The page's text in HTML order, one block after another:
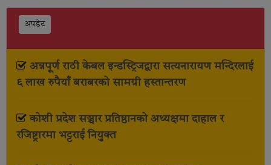
अपडेट
अन्नपूर्ण राठी केबल इन्डस्ट्रिजद्वारा सत्यनारायण मन्दिरलाई
६ लाख रुपैयाँ बराबरको सामग्री हस्तान्तरण
कोशी प्रदेश सञ्चार प्रतिष्ठानको अध्यक्षमा दाहाल र
रजिष्ट्रारमा भट्टराई नियुक्त